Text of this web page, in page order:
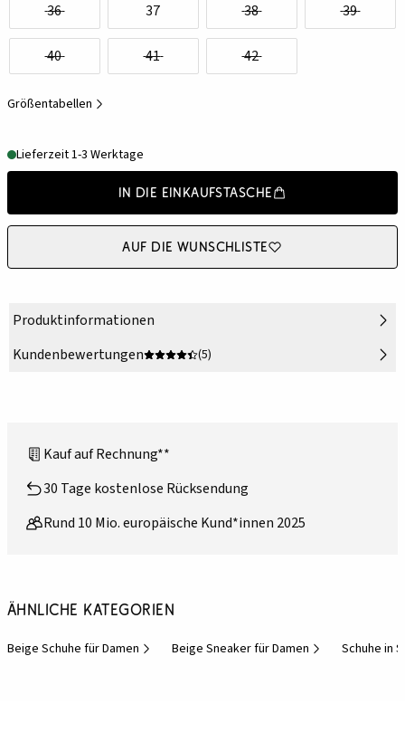
36 37 38 39
40 41 42
Größentabellen
Lieferzeit 1-3 Werktage
In die Einkaufstasche
Auf die Wunschliste
Produktinformationen
Kundenbewertungen
(5)
Kauf auf Rechnung**
30 Tage kostenlose Rücksendung
Rund 10 Mio. europäische Kund*innen 2025
Ähnliche Kategorien
Beige Schuhe für Damen Beige Sneaker für Damen Schuhe in